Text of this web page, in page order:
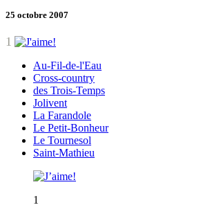
25 octobre 2007
1
Au-Fil-de-l'Eau
Cross-country
des Trois-Temps
Jolivent
La Farandole
Le Petit-Bonheur
Le Tournesol
Saint-Mathieu
1